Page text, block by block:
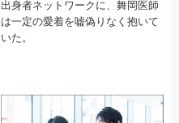
出身者ネットワークに、舞岡医師
は一定の愛着を嘘偽りなく抱いて
いた。